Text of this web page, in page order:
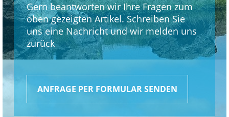
Gern beantworten wir Ihre Fragen zum
oben gezeigten Artikel. Schreiben Sie
uns eine Nachricht und wir melden uns
zurück
ANFRAGE PER FORMULAR SENDEN